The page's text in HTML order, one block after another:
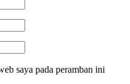
saya pada peramban ini